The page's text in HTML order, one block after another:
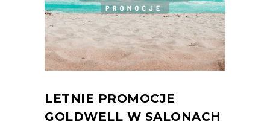
LETNIE PROMOCJE
GOLDWELL W SALONACH